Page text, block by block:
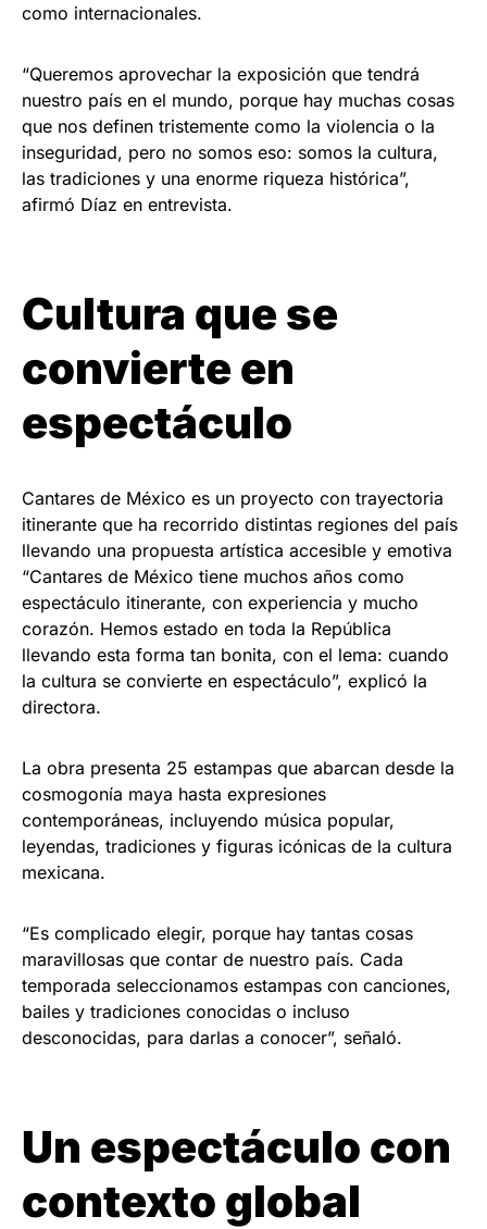
como internacionales.
“Queremos aprovechar la exposición que tendrá
nuestro país en el mundo, porque hay muchas cosas
que nos definen tristemente como la violencia o la
inseguridad, pero no somos eso: somos la cultura,
las tradiciones y una enorme riqueza histórica”,
afirmó Díaz en entrevista.
Cultura que se
convierte en
espectáculo
Cantares de México es un proyecto con trayectoria
itinerante que ha recorrido distintas regiones del país
llevando una propuesta artística accesible y emotiva
“Cantares de México tiene muchos años como
espectáculo itinerante, con experiencia y mucho
corazón. Hemos estado en toda la República
llevando esta forma tan bonita, con el lema: cuando
la cultura se convierte en espectáculo”, explicó la
directora.
La obra presenta 25 estampas que abarcan desde la
cosmogonía maya hasta expresiones
contemporáneas, incluyendo música popular,
leyendas, tradiciones y figuras icónicas de la cultura
mexicana.
“Es complicado elegir, porque hay tantas cosas
maravillosas que contar de nuestro país. Cada
temporada seleccionamos estampas con canciones,
bailes y tradiciones conocidas o incluso
desconocidas, para darlas a conocer”, señaló.
Un espectáculo con
contexto global